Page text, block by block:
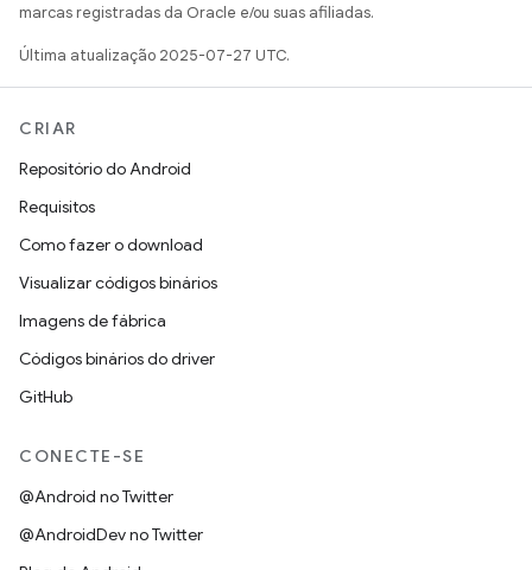
marcas registradas da Oracle e/ou suas afiliadas.
Última atualização 2025-07-27 UTC.
CRIAR
Repositório do Android
Requisitos
Como fazer o download
Visualizar códigos binários
Imagens de fábrica
Códigos binários do driver
GitHub
CONECTE-SE
@Android no Twitter
@AndroidDev no Twitter